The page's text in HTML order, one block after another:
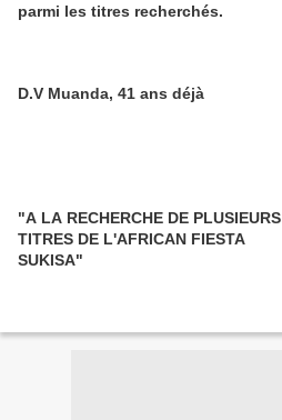
parmi les titres recherchés.
D.V Muanda, 41 ans déjà
"A LA RECHERCHE DE PLUSIEURS
TITRES DE L'AFRICAN FIESTA
SUKISA"